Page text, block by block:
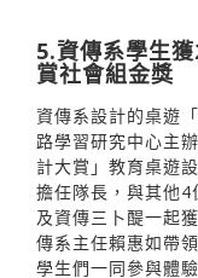
5.資傳系學生
賞社會組金獎
資傳系設計的桌遊
路學習研究中心主
計大賞」教育桌遊
擔任隊長，與其他4
及資傳三卜醍一起
傳系主任賴惠如帶
學生們一同參與體